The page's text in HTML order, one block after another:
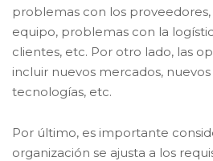
problemas con los
equipo, problemas con la
clientes, etc. Por otro lado, las
incluir nuevos mercados,
tecnologías, etc.
Por último, es importante
organización se ajusta a los